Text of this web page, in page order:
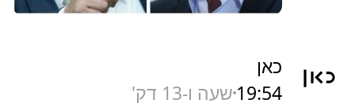
כאן
19:54 שעה ו-13 דק'